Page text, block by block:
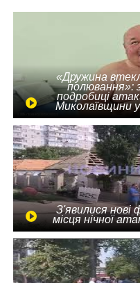
«Дружина
полювання»:
подробиці
Миколаївщини у
З'явилися нові
місця нічної